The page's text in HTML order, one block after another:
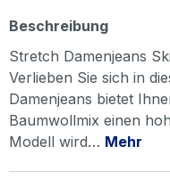
Beschreibung
Stretch Damenjeans
Verlieben Sie sich in
Damenjeans bietet
Baumwollmix einen
Modell wird… Mehr